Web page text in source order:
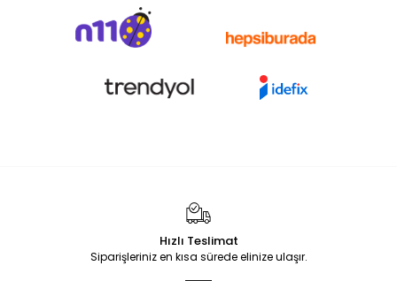
Hızlı Teslimat
Siparişleriniz en kısa sürede elinize ulaşır.